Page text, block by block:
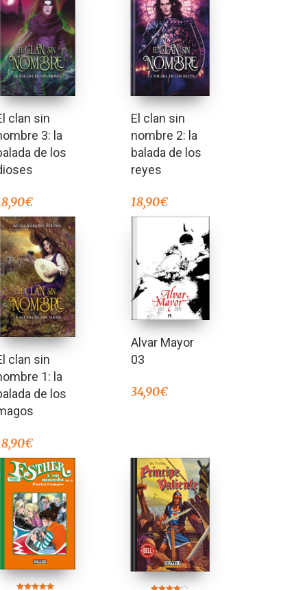
clan sin
3: la
de los
€
El clan sin
nombre 2: la
balada de los
reyes
18,90€
clan sin
1: la
de los
€
Alvar Mayor
03
34,90€